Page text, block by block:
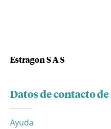
Estragon S A S
Datos de contacto de
Ayuda